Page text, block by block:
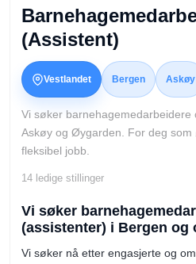
(Assistent)
Vestlandet Bergen Askøy
Vi søker barnehagemedarbeidere
Askøy og Øygarden. For deg som
fleksibel jobb.
14 ledige stillinger
Vi søker
(assistenter) i Bergen og
Vi søker nå etter engasjerte og